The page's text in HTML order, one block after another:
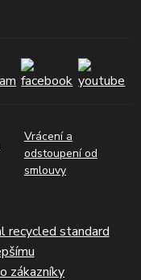
Vrácení a
odstoupení od
smlouvy